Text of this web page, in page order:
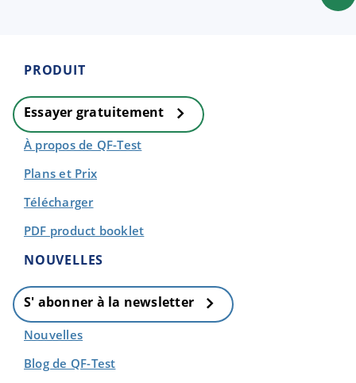
PRODUIT
Essayer gratuitement
À propos de QF-Test
Plans et Prix
Télécharger
PDF product booklet
NOUVELLES
S' abonner à la newsletter
Nouvelles
Blog de QF-Test